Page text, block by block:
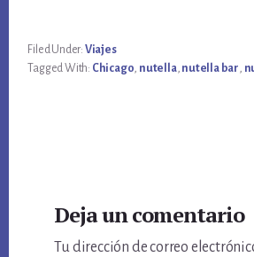
Filed Under: Viajes
Tagged With: Chicago, nutella, nutella bar,
Interactions
Deja un comentario
Tu dirección de correo